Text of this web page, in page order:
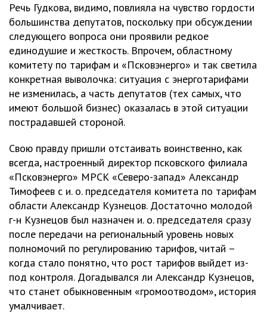
Речь Гудкова, видимо, повлияла на чувство гордости
большинства депутатов, поскольку при обсуждении
следующего вопроса они проявили редкое
единодушие и жесткость. Впрочем, областному
комитету по тарифам и «Псковэнерго» и так светила
конкретная выволочка: ситуация с энерготарифами
не изменилась, а часть депутатов (тех самых, что
имеют большой бизнес) оказалась в этой ситуации
пострадавшей стороной.
Свою правду пришли отстаивать воинственно, как
всегда, настроенный директор псковского филиала
«Псковэнерго» МРСК «Северо-запад» Александр
Тимофеев с и. о. председателя комитета по тарифам
области Александр Кузнецов. Достаточно молодой
г-н Кузнецов был назначен и. о. председателя сразу
после передачи на региональный уровень новых
полномочий по регулированию тарифов, читай –
когда стало понятно, что рост тарифов выйдет из-
под контроля. Догадывался ли Александр Кузнецов,
что станет обыкновенным «громоотводом», история
умалчивает.